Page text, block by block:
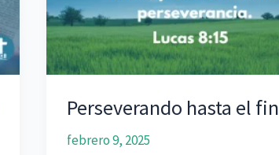
Perseverando hasta el fin
febrero 9, 2025